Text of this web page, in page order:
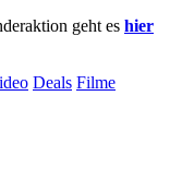
geht es hier
Deals Filme